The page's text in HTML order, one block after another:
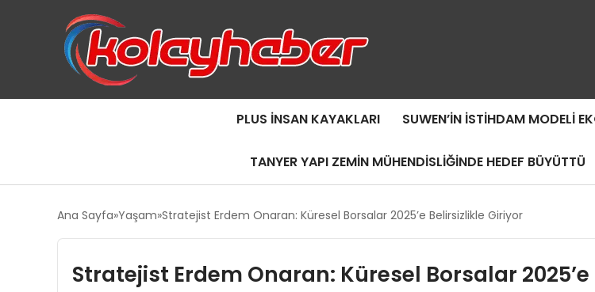
PLUS İNSAN KAYAKLARI SUWEN’IN İSTIHDAM MODELI
TANYER YAPI ZEMIN MÜHENDISLIĞINDE HEDEF BÜYÜTTÜ
Ana Sayfa Yaşam Stratejist Erdem Onaran: Küresel Borsalar 2025’e Belirsizlikle Giriyor
Stratejist Erdem Onaran: Küresel Borsalar 2025’e